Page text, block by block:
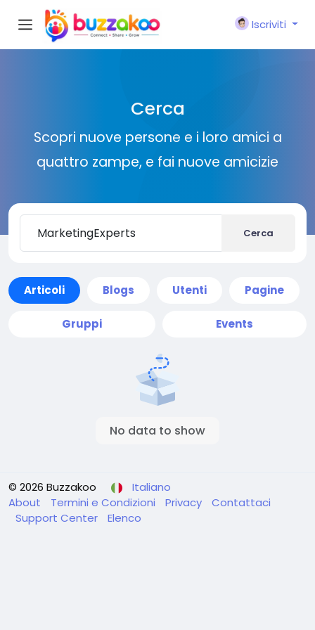
Iscriviti
Cerca
Scopri nuove persone e i loro amici a
quattro zampe, e fai nuove amicizie
Cerca
Articoli Blogs Utenti Pagine
Gruppi Events
No data to show
© 2026 Buzzakoo
Italiano
About
Termini e Condizioni Privacy
Contattaci
Support Center
Elenco